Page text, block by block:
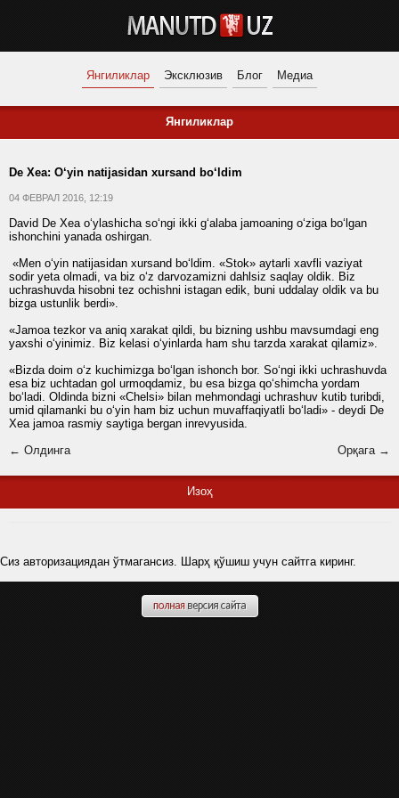
Янгиликлар Эксклюзив Блог Медиа
Янгиликлар
De Xea: O‘yin natijasidan xursand bo‘ldim
04 ФЕВРАЛ 2016, 12:19
David De Xea o‘ylashicha so‘ngi ikki g‘alaba jamoaning o‘ziga bo‘lgan
ishonchini yanada oshirgan.
«Men o‘yin natijasidan xursand bo‘ldim. «Stok» aytarli xavfli vaziyat
sodir yeta olmadi, va biz o‘z darvozamizni dahlsiz saqlay oldik. Biz
uchrashuvda hisobni tez ochishni istagan edik, buni uddalay oldik va bu
bizga ustunlik berdi».
«Jamoa tezkor va aniq xarakat qildi, bu bizning ushbu mavsumdagi eng
yaxshi o‘yinimiz. Biz kelasi o‘yinlarda ham shu tarzda xarakat qilamiz».
«Bizda doim o‘z kuchimizga bo‘lgan ishonch bor. So‘ngi ikki uchrashuvda
esa biz uchtadan gol urmoqdamiz, bu esa bizga qo‘shimcha yordam
bo‘ladi. Oldinda bizni «Chelsi» bilan mehmondagi uchrashuv kutib turibdi,
umid qilamanki bu o‘yin ham biz uchun muvaffaqiyatli bo‘ladi» - deydi De
Xea jamoa rasmiy saytiga bergan inrevyusida.
← Олдинга
Орқага →
Изоҳ
Сиз авторизациядан ўтмагансиз. Шарҳ қўшиш учун сайтга киринг.